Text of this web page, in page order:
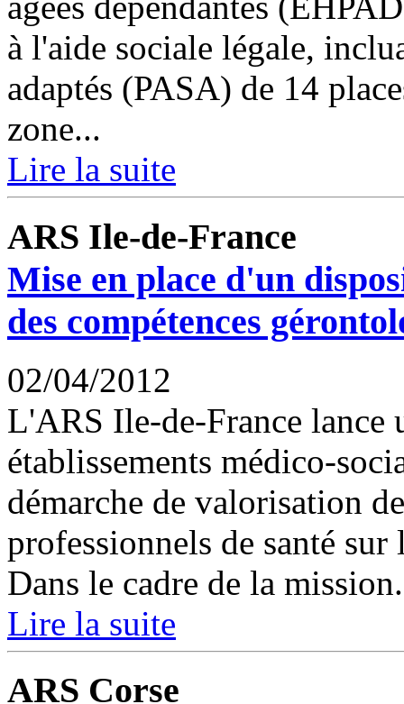
à l'aide sociale légale,
adaptés (PASA) de 14
zone...
Lire la suite
ARS Ile-de-France
Mise en place d'un
des compétences
02/04/2012
L'ARS Ile-de-France lance
établissements médico-
démarche de valorisation
professionnels de santé
Dans le cadre de la
Lire la suite
ARS Corse